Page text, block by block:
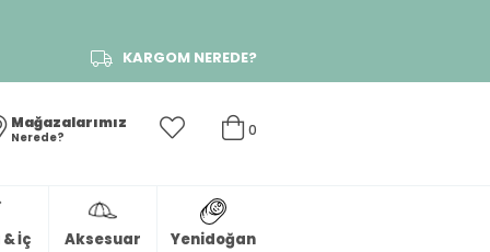
KARGOM NEREDE?
0
Mağazalarımız
Nerede?
İç
Aksesuar
Yenidoğan